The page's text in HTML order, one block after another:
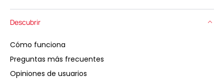
Descubrir
Cómo funciona
Preguntas más frecuentes
Opiniones de usuarios